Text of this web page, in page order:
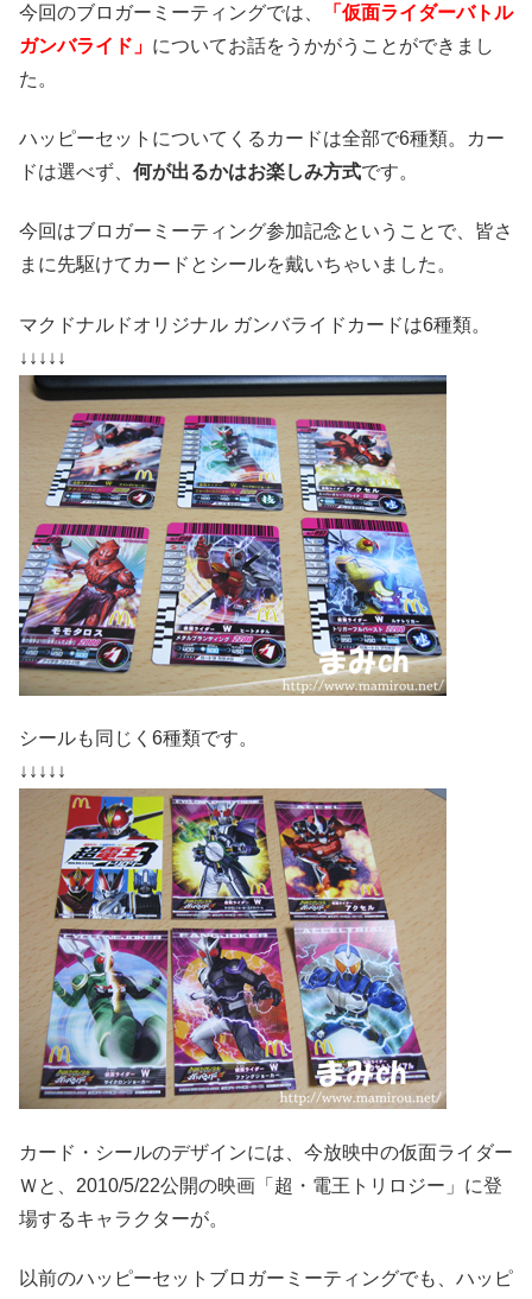
今回のブロガーミーティングでは、
「仮面ライダーバトル
ガンバライド」 についてお話をうかがうことができまし
た。
ハッピーセットについてくるカードは全部で6種類。カー
ドは選べず、 何が出るかはお楽しみ方式です。
今回はブロガーミーティング参加記念ということで、皆さ
まに先駆けてカードとシールを戴いちゃいました。
マクドナルドオリジナル ガンバライドカードは6種類。
↓↓↓↓↓
シールも同じく6種類です。
↓↓↓↓↓
カード・シールのデザインには、今放映中の仮面ライダー
Ｗと、2010/5/22公開の映画「超・電王トリロジー」に登
場するキャラクターが。
以前のハッピーセットブロガーミーティングでも、ハッピ